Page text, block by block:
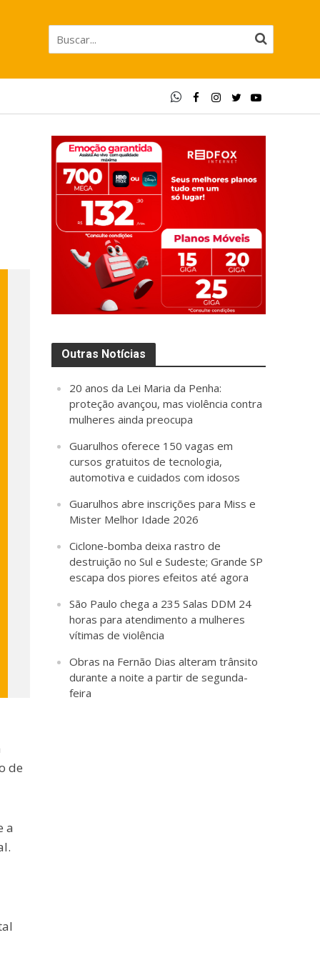
de
a
Outras Notícias
20 anos da Lei Maria da Penha:
proteção avançou, mas violência contra
mulheres ainda preocupa
Guarulhos oferece 150 vagas em
cursos gratuitos de tecnologia,
automotiva e cuidados com idosos
Guarulhos abre inscrições para Miss e
Mister Melhor Idade 2026
Ciclone-bomba deixa rastro de
destruição no Sul e Sudeste; Grande SP
escapa dos piores efeitos até agora
São Paulo chega a 235 Salas DDM 24
horas para atendimento a mulheres
vítimas de violência
Obras na Fernão Dias alteram trânsito
durante a noite a partir de segunda-
feira